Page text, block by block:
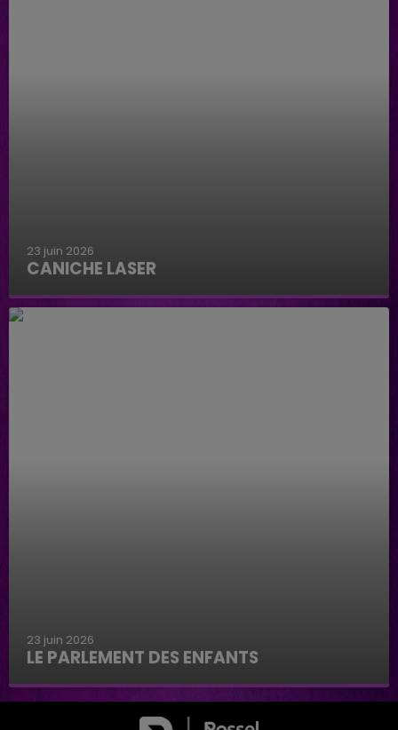
23 juin 2026
CANICHE LASER
Caniche Laser
23 juin 2026
LE PARLEMENT DES ENFANTS
Le parlement des enfants